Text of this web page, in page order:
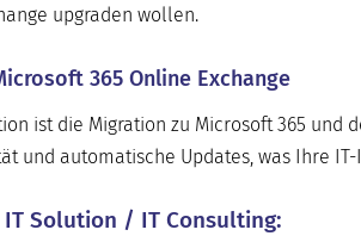
upgraden wollen.
365 Online Exchange
ist die Migration zu Microsoft 365 und
und automatische Updates, was Ihre
Solution / IT Consulting: